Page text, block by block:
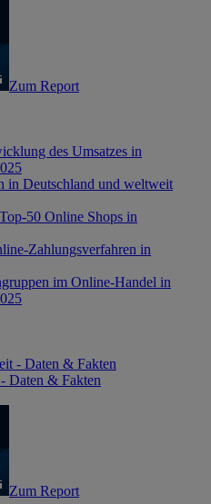
Zum Report
des Umsatzes in
in Deutschland und weltweit
50 Online Shops in
Zahlungsverfahren in
im Online-Handel in
- Daten & Fakten
Daten & Fakten
Zum Report